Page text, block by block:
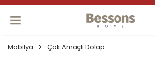
Mobilya Çok Amaçlı Dolap